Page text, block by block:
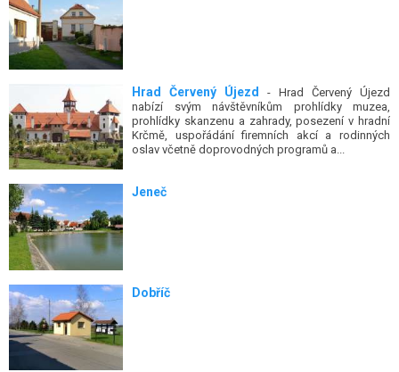
Hrad Červený Újezd
- Hrad Červený Újezd
nabízí svým návštěvníkům prohlídky muzea,
prohlídky skanzenu a zahrady, posezení v hradní
Krčmě, uspořádání firemních akcí a rodinných
oslav včetně doprovodných programů a...
Jeneč
Dobříč